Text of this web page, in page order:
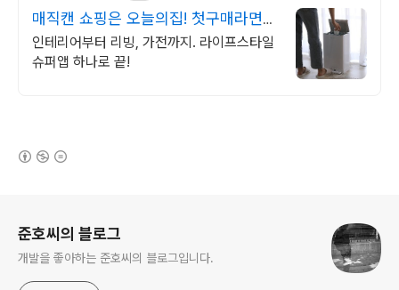
매직캔 쇼핑은 오늘의집! 첫구매라면
최대 2만원 할인
인테리어부터 리빙, 가전까지. 라이프스타일
슈퍼앱 하나로 끝!
준호씨의 블로그
개발을 좋아하는 준호씨의 블로그입니다.